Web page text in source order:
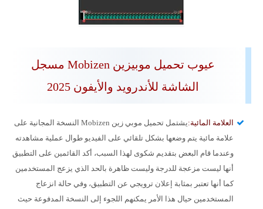
عيوب تحميل موبيزين Mobizen مسجل
الشاشة للأندرويد والأيفون 2025
العلامة المائية:
يشتمل تحميل موبي زين Mobizen النسخة المجانية على
علامة مائية يتم وضعها بشكل تلقائي على الفيديو طوال عملية مشاهدته
وعندما قام البعض بتقديم شكوى لهذا السبب، أكد القائمين على التطبيق
أنها ليست مزعجة للدرجة وليست ظاهرة بالحد الذي يزعج المستخدمين
كما أنها تعتبر بمثابة إعلان ترويجي عن التطبيق، وفي حالة انزعاج
المستخدمين حيال هذا الأمر يمكنهم اللجوء إلى النسخة المدفوعة حيث